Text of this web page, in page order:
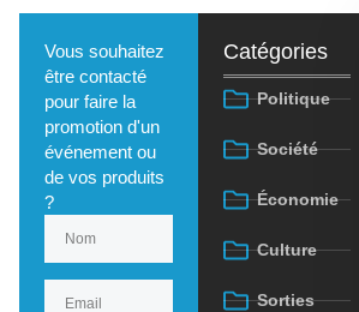
Vous souhaitez
être contacté
pour faire la
promotion d'un
événement ou
de vos produits
?
Catégories
Politique
Société
Économie
Culture
Sorties